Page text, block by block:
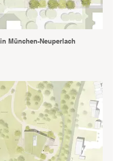
Lätarekirche in München-Neuperlach